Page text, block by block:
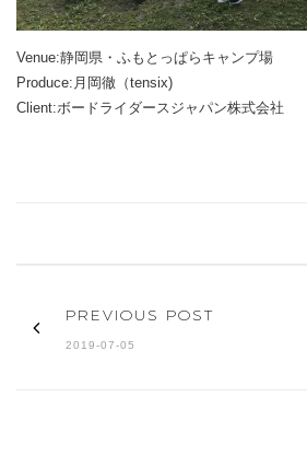
Venue:静岡県・ふもとっぱらキャンプ場
Produce:月岡徹（tensix)
Client:ボードライダースジャパン株式会社
PREVIOUS POST
2019-07-05